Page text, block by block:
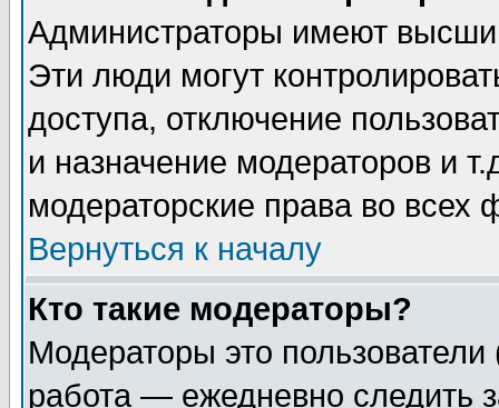
Администраторы имеют
Эти люди могут
доступа, отключение
и назначение модераторов и
модераторские права во всех
Вернуться к началу
Кто такие модераторы?
Модераторы это
работа — ежедневно следить